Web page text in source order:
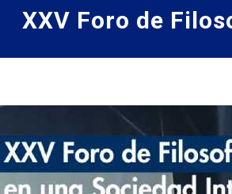
XXV Foro de